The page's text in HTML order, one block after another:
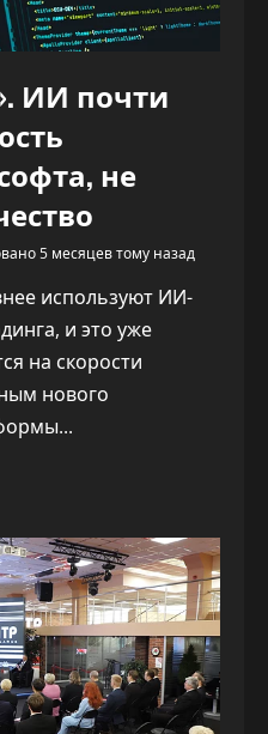
ИИ почти
не
5 месяцев тому назад
используют ИИ-
и это уже
на скорости
нового